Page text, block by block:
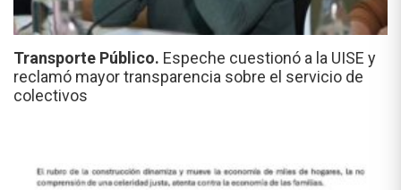
Transporte Público. Espeche cuestionó a la UISE y
reclamó mayor transparencia sobre el servicio de
colectivos